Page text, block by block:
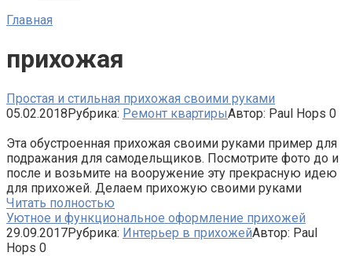
Главная
прихожая
Простая и стильная прихожая своими руками
05.02.2018Рубрика: Ремонт квартирыАвтор: Paul Hops 0
Эта обустроенная прихожая своими руками пример для
подражания для самодельщиков. Посмотрите фото до и
после и возьмите на вооружение эту прекрасную идею
для прихожей. Делаем прихожую своими руками
Читать полностью
Уютное и функциональное оформление прихожей
29.09.2017Рубрика: Интерьер в прихожейАвтор: Paul
Hops 0